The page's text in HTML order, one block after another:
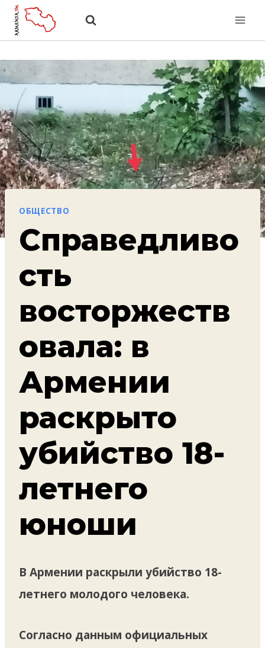
Перейти
ОБЩЕСТВО
Справедливо
сть
восторжеств
овала: в
Армении
раскрыто
убийство 18-
летнего
юноши
В Армении раскрыли убийство 18-
летнего молодого человека.
Согласно данным официальных